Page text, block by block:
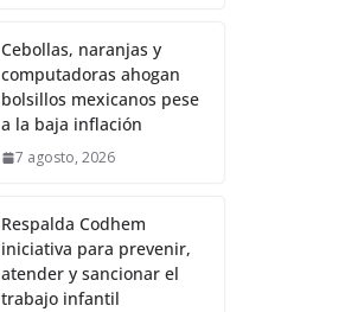
Cebollas, naranjas y
computadoras ahogan
bolsillos mexicanos pese
a la baja inflación
7 agosto, 2026
Respalda Codhem
iniciativa para prevenir,
atender y sancionar el
trabajo infantil